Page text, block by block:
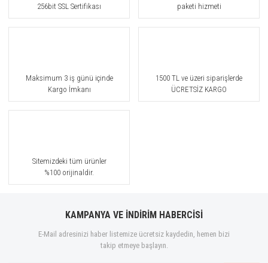
256bit SSL Sertifikası
paketi hizmeti
Maksimum 3 iş günü içinde
Kargo İmkanı
1500 TL ve üzeri siparişlerde
ÜCRETSİZ KARGO
Sitemizdeki tüm ürünler
%100 orijinaldir.
KAMPANYA VE İNDİRİM HABERCİSİ
E-Mail adresinizi haber listemize ücretsiz kaydedin, hemen bizi
takip etmeye başlayın.